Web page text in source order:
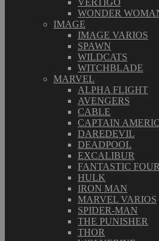
VERTIGO
WONDER
IMAGE
IMAGE VARIOS
SPAWN
WILDCATS
WITCHBLADE
MARVEL
ALPHA FLIGHT
AVENGERS
CABLE
CAPTAIN
DAREDEVIL
DEADPOOL
EXCALIBUR
FANTASTIC FOUR
HULK
IRON MAN
MARVEL VARIOS
SPIDER-MAN
THE PUNISHER
THOR